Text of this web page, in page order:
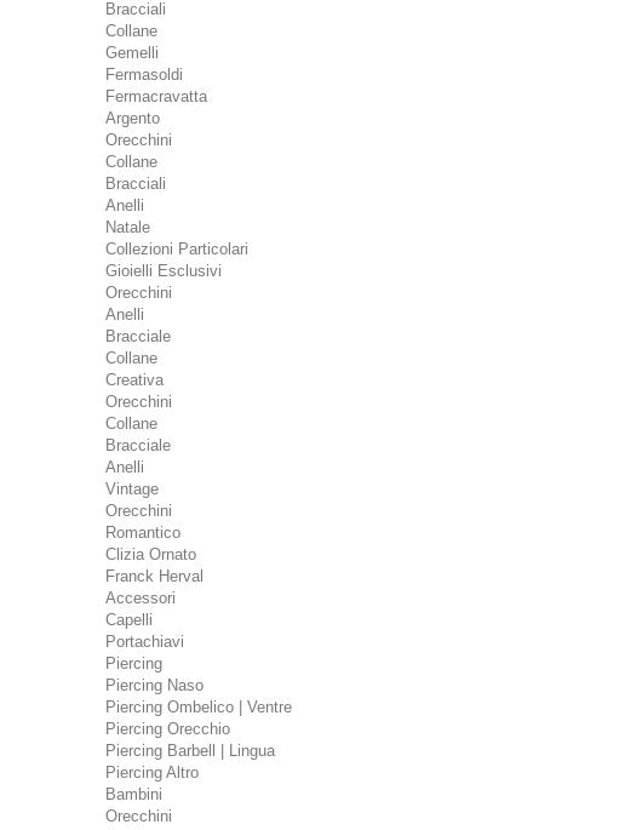
Bracciali
Collane
Gemelli
Fermasoldi
Fermacravatta
Argento
Orecchini
Collane
Bracciali
Anelli
Natale
Collezioni Particolari
Gioielli Esclusivi
Orecchini
Anelli
Bracciale
Collane
Creativa
Orecchini
Collane
Bracciale
Anelli
Vintage
Orecchini
Romantico
Clizia Ornato
Franck Herval
Accessori
Capelli
Portachiavi
Piercing
Piercing Naso
Piercing Ombelico | Ventre
Piercing Orecchio
Piercing Barbell | Lingua
Piercing Altro
Bambini
Orecchini